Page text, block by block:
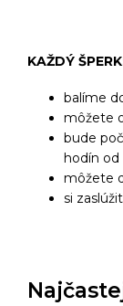
KAŽDÝ
balíme
môžete
bude
hodín od
môžete
si